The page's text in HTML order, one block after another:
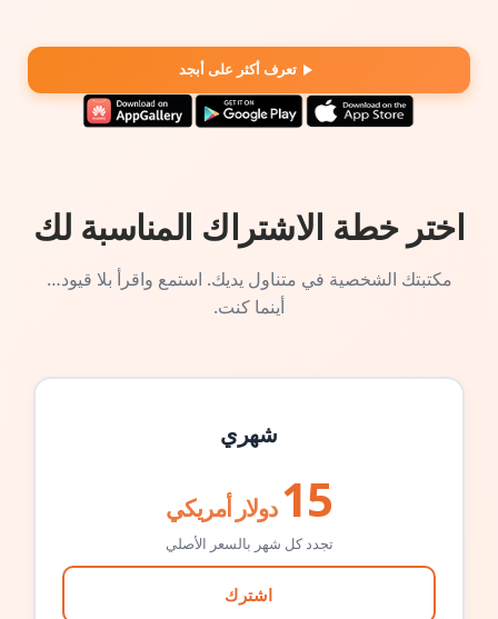
تعرف أكثر على أبجد
اختر خطة الاشتراك المناسبة لك
مكتبتك الشخصية في متناول يديك. استمع واقرأ بلا قيود…
أينما كنت.
شهري
15 دولار أمريكي
تجدد كل شهر بالسعر الأصلي
اشترك